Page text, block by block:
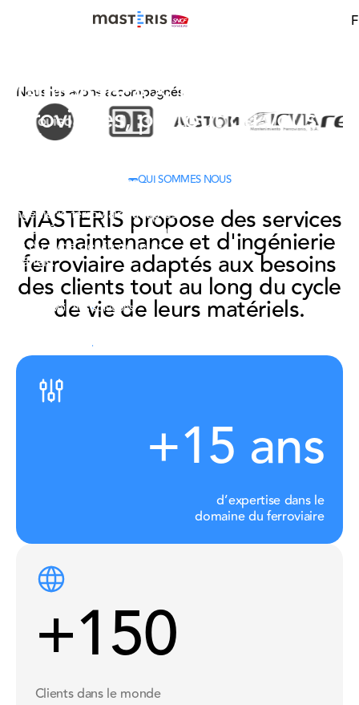
Update cookies preferences
Maintenance & ingénierie
ferroviaires, partout où vous
roulez
Voyageurs, propose des
d'ingénierie ferroviaire adaptés
aux besoins des clients tout au
long du cycle de vie de leurs
matériels.
Voir nos solutions
Voir nos solutions
Découvrir MASTERIS
Nous les avons accompagnés
QUI SOMMES NOUS
MASTERIS propose des services
de maintenance et d'ingénierie
ferroviaire adaptés aux besoins
des clients tout au long du cycle
de vie de leurs matériels.
+15 ans
d’expertise dans le
domaine du ferroviaire
+150
Clients dans le monde